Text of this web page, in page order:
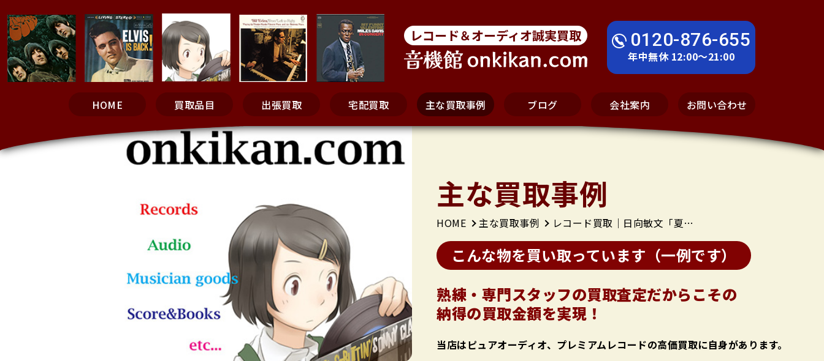
レコード＆オーディオ誠実買取 0120-876-655
年中無休 12:00～21:00
HOME 買取品目 出張買取 宅配買取 主な買取事例 ブログ 会社案内 お問い合わせ
主な買取事例
HOME 主な買取事例 レコード買取｜日向敏文「夏の猫」
こんな物を買い取っています（一例です）
熟練・専門スタッフの買取査定だからこその
納得の買取金額を実現！
当店はピュアオーディオ、プレミアムレコードの高価買取に自身があります。